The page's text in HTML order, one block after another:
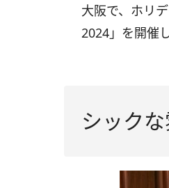
大阪で、ホリ
2024」を開催し
シック